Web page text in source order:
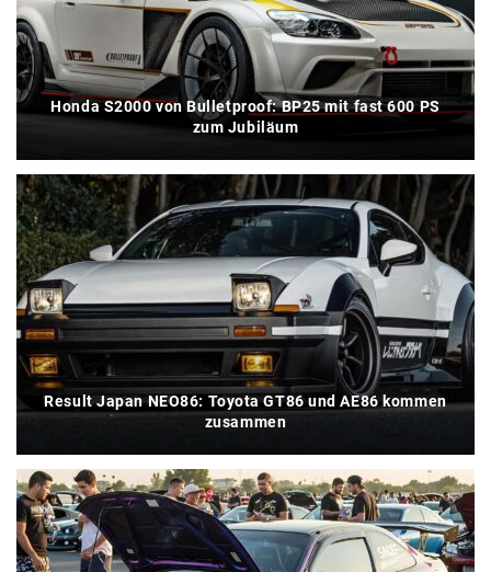
Honda S2000 von Bulletproof: BP25 mit fast 600 PS
zum Jubiläum
Result Japan NEO86: Toyota GT86 und AE86 kommen
zusammen